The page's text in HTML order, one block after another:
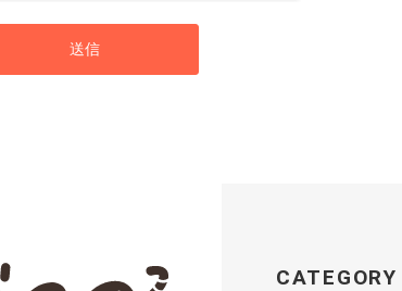
送信
CATEGORY